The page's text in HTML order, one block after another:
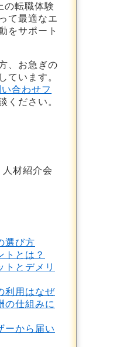
の転職体験
て最適なエ
をサポート
、お急ぎの
ています。
合わせフ
ください。
人材紹介会
選び方
トとは？
トとデメリ
利用はなぜ
の仕組みに
ーから届い